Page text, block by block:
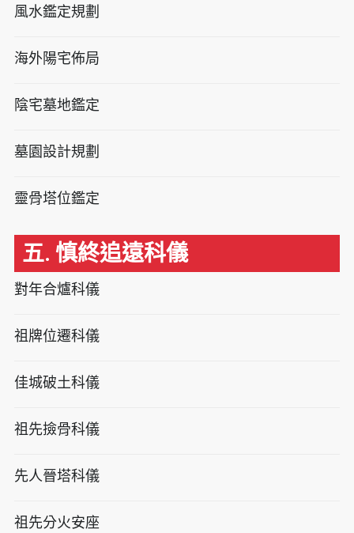
風水鑑定規劃
海外陽宅佈局
陰宅墓地鑑定
墓園設計規劃
靈骨塔位鑑定
五. 慎終追遠科儀
對年合爐科儀
祖牌位遷科儀
佳城破土科儀
祖先撿骨科儀
先人晉塔科儀
祖先分火安座